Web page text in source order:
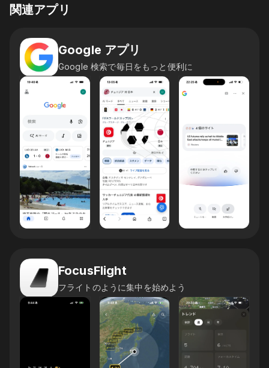
関連アプリ
Google アプリ
Google 検索で毎日をもっと便利に
FocusFlight
フライトのように集中を始めよう